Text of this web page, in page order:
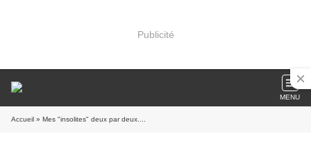
Publicité
MENU
Accueil » Mes "insolites" deux par deux....